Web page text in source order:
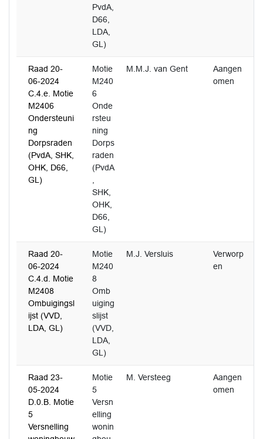
PvdA,
D66,
LDA,
GL)
Raad 20-
06-2024
C.4.e. Motie
M2406
Ondersteuni
ng
Dorpsraden
(PvdA, SHK,
OHK, D66,
GL)
Motie
M240
6
Onde
rsteu
ning
Dorps
raden
(PvdA
SHK,
OHK,
D66,
GL)
M.M.J. van Gent
Aangen
omen
Raad 20-
06-2024
C.4.d. Motie
M2408
Ombuigingsl
ijst (VVD,
LDA, GL)
Motie
M240
8
Omb
uiging
slijst
(VVD,
LDA,
GL)
M.J. Versluis
Verworp
en
Raad 23-
05-2024
D.0.B. Motie
5
Versnelling
Motie
5
Versn
elling
wonin
M. Versteeg
Aangen
omen